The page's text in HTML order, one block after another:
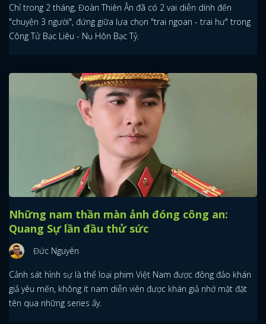
Chỉ trong 2 tháng, Đoàn Thiên Ân đã có 2 vai diễn dính đến
"chuyện 3 người", đứng giữa lựa chọn "trai ngoan - trai hư" trong
Công Tử Bạc Liêu - Nụ Hôn Bạc Tỷ.
Những nam thần màn ảnh đóng công an:
Quang Sự lần đầu thử sức
Đức Nguyên
Cảnh sát hình sự là thể loại phim Việt Nam được đông đảo khán
giả yêu mến, không ít nam diễn viên được khán giả nhớ mặt đặt
tên qua những series ấy.